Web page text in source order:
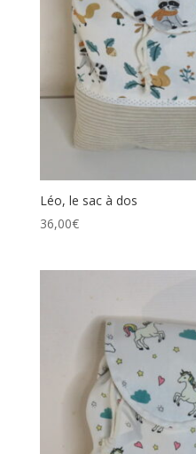
Léo, le sac à dos
36,00€